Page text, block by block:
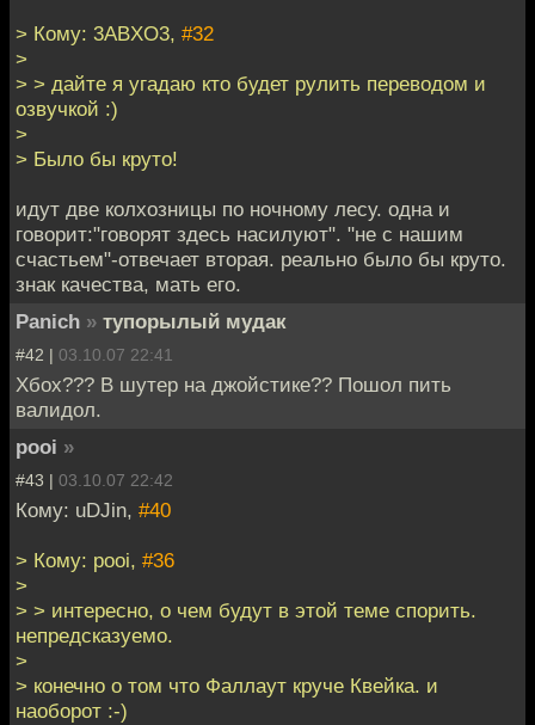
> Кому: 3ABXO3, #32
>
> > дайте я угадаю кто будет рулить переводом и
озвучкой :)
>
> Было бы круто!
идут две колхозницы по ночному лесу. одна и
говорит:"говорят здесь насилуют". "не с нашим
счастьем"-отвечает вторая. реально было бы круто.
знак качества, мать его.
Panich » тупорылый мудак
#42 | 03.10.07 22:41
Хбох??? В шутер на джойстике?? Пошол пить
валидол.
pooi »
#43 | 03.10.07 22:42
Кому: uDJin, #40
> Кому: pooi, #36
>
> > интересно, о чем будут в этой теме спорить.
непредсказуемо.
>
> конечно о том что Фаллаут круче Квейка. и
наоборот :-)